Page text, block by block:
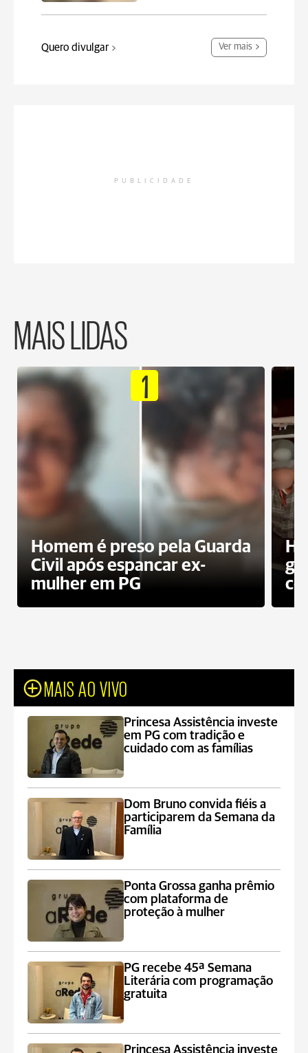
Quero divulgar Ver mais
PUBLICIDADE
MAIS LIDAS
1
Homem é preso pela Guarda
Civil após espancar ex-
mulher em PG
MAIS AO VIVO
Princesa Assistência investe
em PG com tradição e
cuidado com as famílias
Dom Bruno convida fiéis a
participarem da Semana da
Família
Ponta Grossa ganha prêmio
com plataforma de
proteção à mulher
PG recebe 45ª Semana
Literária com programação
gratuita
Princesa Assistência investe